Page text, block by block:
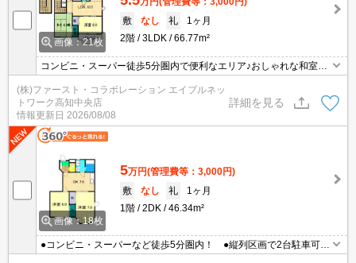
画像：21枚
敷
なし 礼
1ヶ月
2階
3LDK 66.77m²
コンビニ・スーパー徒歩5分圏内で便利なエリア♪おしゃれな和室と
洋室どちらもある3LDK！
(株)ファースト・コラボレーション エイブルネッ
トワーク高知中央店
情報更新日 2026/08/08
詳細を見る
画像：18枚
5万円(管理費等：3,000円)
敷
なし 礼
1ヶ月
1階
2DK 46.34m²
●コンビニ・スーパーなど徒歩5分圏内！ ●縦列区画で2台駐車可